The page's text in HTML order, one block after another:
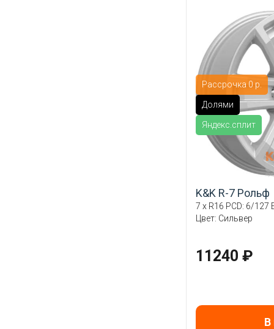
Рассрочка 0 р.
Долями
Яндекс.сплит
K&K R-7 Рольф
7 x R16 PCD: 6/127
Цвет: Сильвер
11240 ₽
В